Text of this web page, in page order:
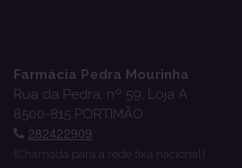
Farmácia Pedra Mourinha
Rua da Pedra, nº 59, Loja A
8500-815 PORTIMÃO
282422909
(Chamada para a rede fixa nacional)